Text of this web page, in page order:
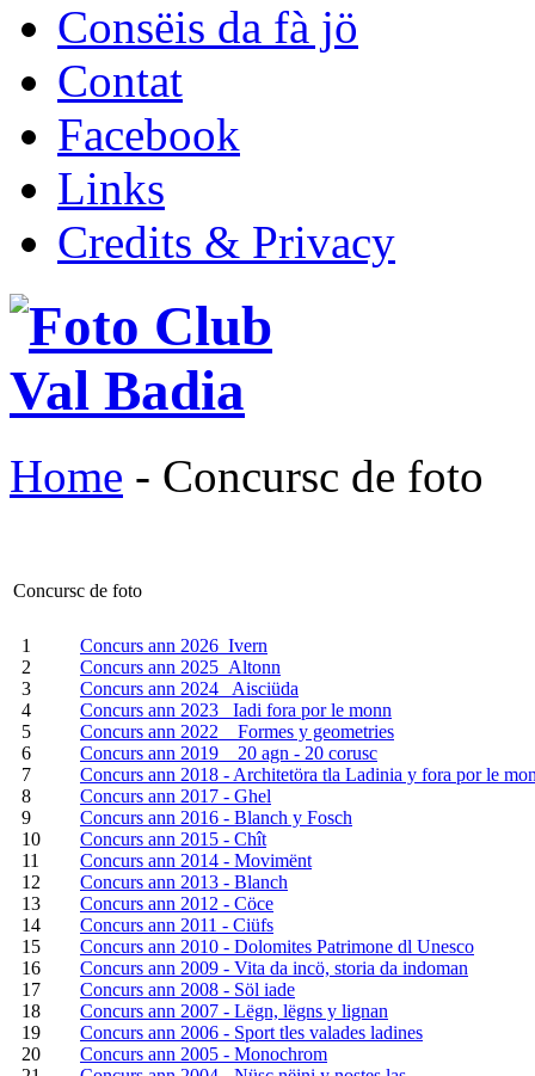
Consëis da fà jö
Contat
Facebook
Links
Credits & Privacy
Home - Concursc de foto
Concursc de foto
1
Concurs ann 2026_Ivern
2
Concurs ann 2025_Altonn
3
Concurs ann 2024_ Aisciüda
4
Concurs ann 2023 _Iadi fora por le monn
5
Concurs ann 2022 _ Formes y geometries
6
Concurs ann 2019 _ 20 agn - 20 corusc
7
Concurs ann 2018 - Architetöra tla Ladinia y fora por le
8
Concurs ann 2017 - Ghel
9
Concurs ann 2016 - Blanch y Fosch
10
Concurs ann 2015 - Chît
11
Concurs ann 2014 - Movimënt
12
Concurs ann 2013 - Blanch
13
Concurs ann 2012 - Cöce
14
Concurs ann 2011 - Ciüfs
15
Concurs ann 2010 - Dolomites Patrimone dl Unesco
16
Concurs ann 2009 - Vita da incö, storia da indoman
17
Concurs ann 2008 - Söl iade
18
Concurs ann 2007 - Lëgn, lëgns y lignan
19
Concurs ann 2006 - Sport tles valades ladines
20
Concurs ann 2005 - Monochrom